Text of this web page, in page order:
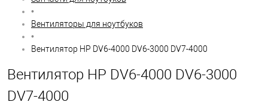
•
Вентиляторы для ноутбуков
•
Вентилятор HP DV6-4000 DV6-3000 DV7-4000
Вентилятор HP DV6-4000 DV6-3000
DV7-4000